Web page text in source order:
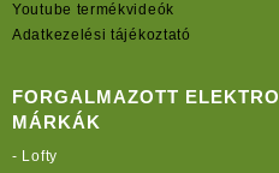
Youtube termékvideók
Adatkezelési tájékoztató
FORGALMAZOTT
MÁRKÁK
- Lofty